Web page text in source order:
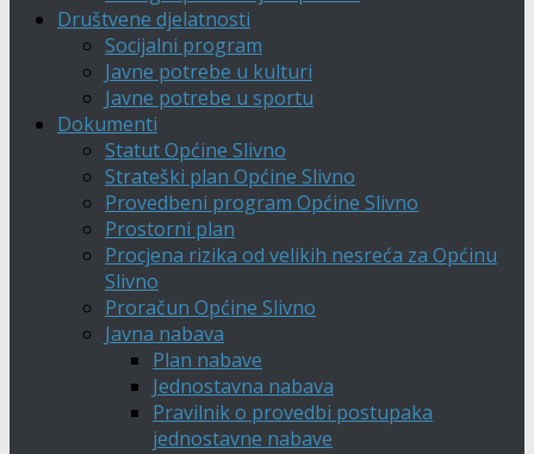
Društvene djelatnosti
Socijalni program
Javne potrebe u kulturi
Javne potrebe u sportu
Dokumenti
Statut Općine Slivno
Strateški plan Općine Slivno
Provedbeni program Općine Slivno
Prostorni plan
Procjena rizika od velikih nesreća za Općinu
Slivno
Proračun Općine Slivno
Javna nabava
Plan nabave
Jednostavna nabava
Pravilnik o provedbi postupaka
jednostavne nabave